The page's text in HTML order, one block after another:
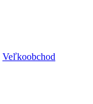
Veľkoobchod